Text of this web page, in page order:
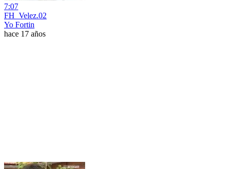
7:07
FH_Velez.02
Yo Fortin
hace 17 años